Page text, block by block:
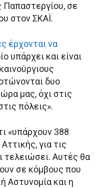
σε
στον ΣΚΑΪ.
έρχονται να
υπάρχει και είναι
δυο
μας, όχι στις
πόλεις».
«υπάρχουν 388
για τις
τελειώσει. Αυτές θα
σε κόμβους που
Αστυνομία και η